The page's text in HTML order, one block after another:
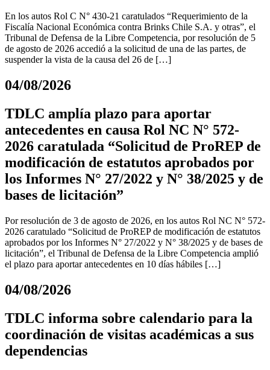
En los autos Rol C N° 430-21 caratulados “Requerimiento de la
Fiscalía Nacional Económica contra Brinks Chile S.A. y otras”, el
Tribunal de Defensa de la Libre Competencia, por resolución de 5
de agosto de 2026 accedió a la solicitud de una de las partes, de
suspender la vista de la causa del 26 de […]
04/08/2026
TDLC amplía plazo para aportar
antecedentes en causa Rol NC N° 572-
2026 caratulada “Solicitud de ProREP de
modificación de estatutos aprobados por
los Informes N° 27/2022 y N° 38/2025 y de
bases de licitación”
Por resolución de 3 de agosto de 2026, en los autos Rol NC N° 572-
2026 caratulado “Solicitud de ProREP de modificación de estatutos
aprobados por los Informes N° 27/2022 y N° 38/2025 y de bases de
licitación”, el Tribunal de Defensa de la Libre Competencia amplió
el plazo para aportar antecedentes en 10 días hábiles […]
04/08/2026
TDLC informa sobre calendario para la
coordinación de visitas académicas a sus
dependencias